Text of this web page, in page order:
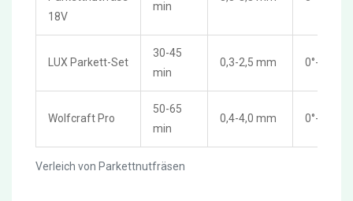
Verleich von Parkettnutfräsen
18V
min
LUX Parkett-Set
30-45
min
0,3-2,5 mm 0°-30°
Wolfcraft Pro
50-65
min
0,4-4,0 mm 0°-45°